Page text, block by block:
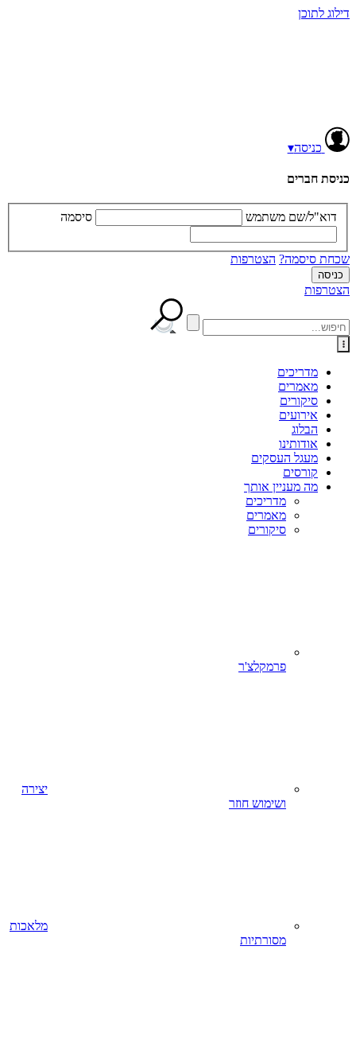
דילוג לתוכן
כניסה▾
כניסת חברים
דוא"ל/שם משתמש סיסמה
שכחת סיסמה? הצטרפות
הצטרפות
מדריכים
מאמרים
סיקורים
אירועים
הבלוג
אודותינו
מעגל העסקים
קורסים
מה מעניין אותך
מדריכים
מאמרים
סיקורים
פרמקלצ'ר
יצירה
ושימוש חוזר
מלאכות
מסורתיות